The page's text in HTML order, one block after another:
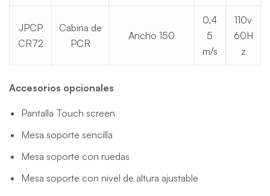
JPCP
CR72
Cabina de
PCR
Ancho 150
0,4
5
m/s
110v
60H
z
Accesorios opcionales
Pantalla Touch screen
Mesa soporte sencilla
Mesa soporte con ruedas
Mesa soporte con nivel de altura ajustable